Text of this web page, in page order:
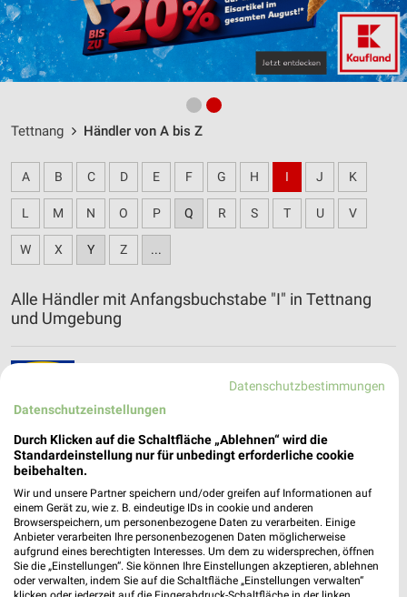
Tettnang Händler von A bis Z
A B C D E F G H I J K
L M N O P Q R S T U V
W X Y Z ...
Alle Händler mit Anfangsbuchstabe "I" in Tettnang
und Umgebung
Noch mehr Angebote in
Datenschutzbestimmungen
Datenschutzeinstellungen
Durch Klicken auf die Schaltfläche „Ablehnen“ wird die
Standardeinstellung nur für unbedingt erforderliche cookie
beibehalten.
Wir und unsere Partner speichern und/oder greifen auf Informationen auf
einem Gerät zu, wie z. B. eindeutige IDs in cookie und anderen
Browserspeichern, um personenbezogene Daten zu verarbeiten. Einige
Anbieter verarbeiten Ihre personenbezogenen Daten möglicherweise
aufgrund eines berechtigten Interesses. Um dem zu widersprechen, öffnen
Sie die „Einstellungen“. Sie können Ihre Einstellungen akzeptieren, ablehnen
oder verwalten, indem Sie auf die Schaltfläche „Einstellungen verwalten“